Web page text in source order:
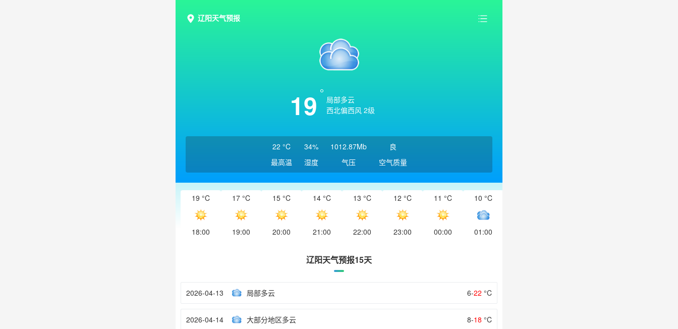
辽阳天气预报
19
局部多云
西北偏西风 2级
22 °C
最高温
34%
湿度
1012.87Mb
气压
良
空气质量
19 °C
18:00
17 °C
19:00
15 °C
20:00
14 °C
21:00
13 °C
22:00
12 °C
23:00
11 °C
00:00
10 °C
01:00
辽阳天气预报15天
2026-04-13 局部多云 6-22 °C
2026-04-14 大部分地区多云 8-18 °C